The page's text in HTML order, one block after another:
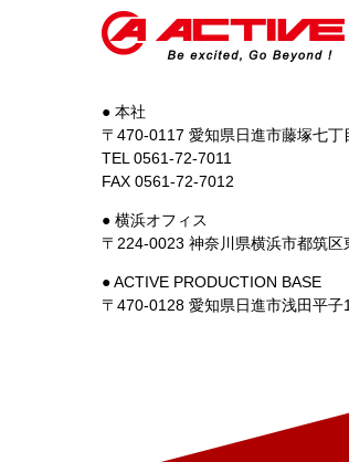
● 本社
〒470-0117 愛知県日進市藤塚七丁
TEL 0561-72-7011
FAX 0561-72-7012
● 横浜オフィス
〒224-0023 神奈川県横浜市都筑
● ACTIVE PRODUCTION BASE
〒470-0128 愛知県日進市浅田平子